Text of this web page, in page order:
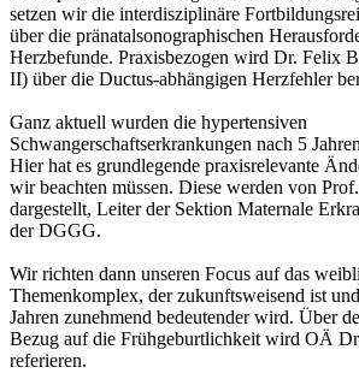
setzen wir die interdisziplinäre
über die pränatalsonographischen
Herzbefunde. Praxisbezogen wird Dr. Felix
II) über die Ductus-abhängigen Herzfehler
Ganz aktuell wurden die hypertensiven
Schwangerschaftserkrankungen nach 5
Hier hat es grundlegende praxisrelevante
wir beachten müssen. Diese werden von
dargestellt, Leiter der Sektion Maternale
der DGGG.
Wir richten dann unseren Focus auf das
Themenkomplex, der zukunftsweisend ist
Jahren zunehmend bedeutender wird. Über
Bezug auf die Frühgeburtlichkeit wird OÄ
referieren.